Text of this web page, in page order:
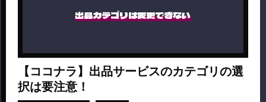
出品カテゴリは変更できない
【ココナラ】出品サービスのカテゴリの選
択は要注意！